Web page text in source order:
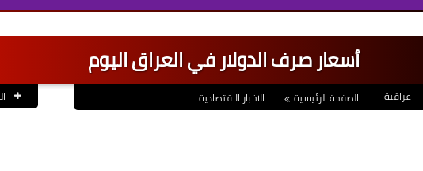
أسعار صرف الدولار في العراق اليوم
عراقية الصفحة الرئيسية الاخبار الاقتصادية